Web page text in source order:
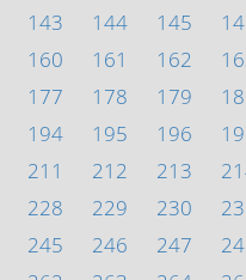
143 144 145
160 161 162
177 178 179
194 195 196
211 212 213
228 229 230
245 246 247